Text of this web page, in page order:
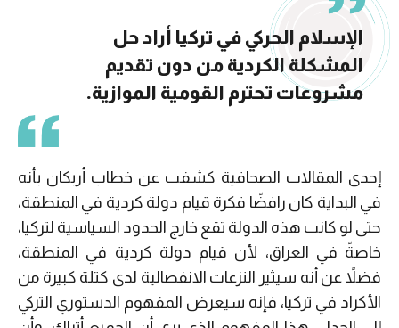
الإسلام الحركي في تركيا أراد حل
المشكلة الكردية من دون تقديم
مشروعات تحترم القومية الموازية.
إحدى المقالات الصحافية كشفت عن خطاب أربكان بأنه
في البداية كان رافضًا فكرة قيام دولة كردية في المنطقة،
حتى لو كانت هذه الدولة تقع خارج الحدود السياسية لتركيا،
خاصةً في العراق، لأن قيام دولة كردية في المنطقة،
فضلاً عن أنه سيثير النزعات الانفصالية لدى كتلة كبيرة من
الأكراد في تركيا، فإنه سيعرض المفهوم الدستوري التركي